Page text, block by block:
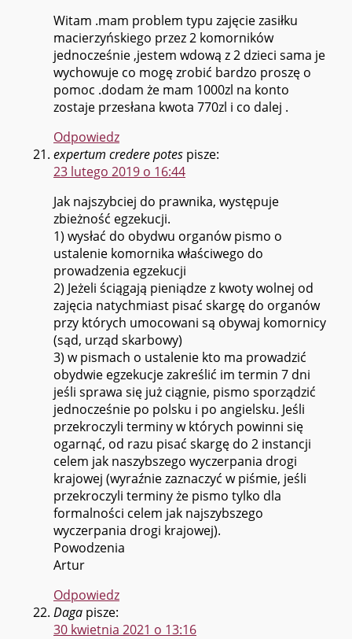
Witam .mam problem typu zajęcie zasiłku
macierzyńskiego przez 2 komorników
jednocześnie ,jestem wdową z 2 dzieci sama je
wychowuje co mogę zrobić bardzo proszę o
pomoc .dodam że mam 1000zl na konto
zostaje przesłana kwota 770zl i co dalej .
Odpowiedz
expertum credere potes pisze:
23 lutego 2019 o 16:44
Jak najszybciej do prawnika, występuje
zbieżność egzekucji.
1) wysłać do obydwu organów pismo o
ustalenie komornika właściwego do
prowadzenia egzekucji
2) Jeżeli ściągają pieniądze z kwoty wolnej od
zajęcia natychmiast pisać skargę do organów
przy których umocowani są obywaj komornicy
(sąd, urząd skarbowy)
3) w pismach o ustalenie kto ma prowadzić
obydwie egzekucje zakreślić im termin 7 dni
jeśli sprawa się już ciągnie, pismo sporządzić
jednocześnie po polsku i po angielsku. Jeśli
przekroczyli terminy w których powinni się
ogarnąć, od razu pisać skargę do 2 instancji
celem jak naszybszego wyczerpania drogi
krajowej (wyraźnie zaznaczyć w piśmie, jeśli
przekroczyli terminy że pismo tylko dla
formalności celem jak najszybszego
wyczerpania drogi krajowej).
Powodzenia
Artur
Odpowiedz
Daga pisze:
30 kwietnia 2021 o 13:16